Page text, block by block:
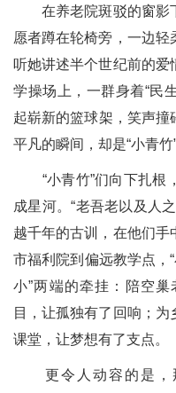
在养老院斑驳的窗影
愿者蹲在轮椅旁，一边
听她讲述半个世纪前的
学操场上，一群身着“民
起崭新的篮球架，笑声
平凡的瞬间，却是“小青竹
“小青竹”们向下扎根
成星河。“老吾老以及人
越千年的古训，在他们
市福利院到偏远教学点，
小”两端的牵挂：陪空
目，让孤独有了回响；
课堂，让梦想有了支点。
更令人动容的是，